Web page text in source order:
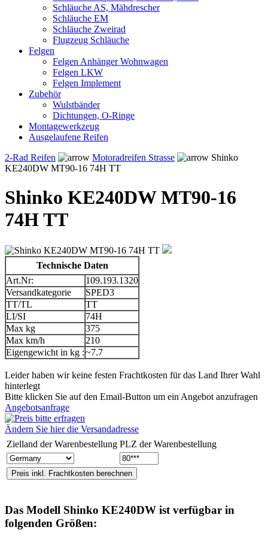
Schläuche AS, Mähdrescher
Schläuche EM
Schläuche Zweirad
Flugzeug Schläuche
Felgen
Felgen Anhänger Wohnwagen
Felgen LKW
Felgen Implement
Zubehör
Wulstbänder
Dichtungen, O-Ringe
Montagewerkzeug
Ausgelaufene Reifen
2-Rad Reifen
Motoradreifen Strasse
Shinko
KE240DW MT90-16 74H TT
Shinko KE240DW MT90-16
74H TT
Technische Daten
Art.Nr:
109.193.1320
Versandkategorie
SPED3
TT/TL
TT
LI/SI
74H
Max kg
375
Max km/h
210
Eigengewicht in kg :~7.7
Leider haben wir keine festen Frachtkosten für das Land Ihrer Wahl
hinterlegt
Bitte klicken Sie auf den Email-Button um ein Angebot anzufragen
Angebotsanfrage
Ändern Sie hier die Versandadresse
Zielland der Warenbestellung PLZ der Warenbestellung
Das Modell Shinko KE240DW ist verfügbar in
folgenden Größen: